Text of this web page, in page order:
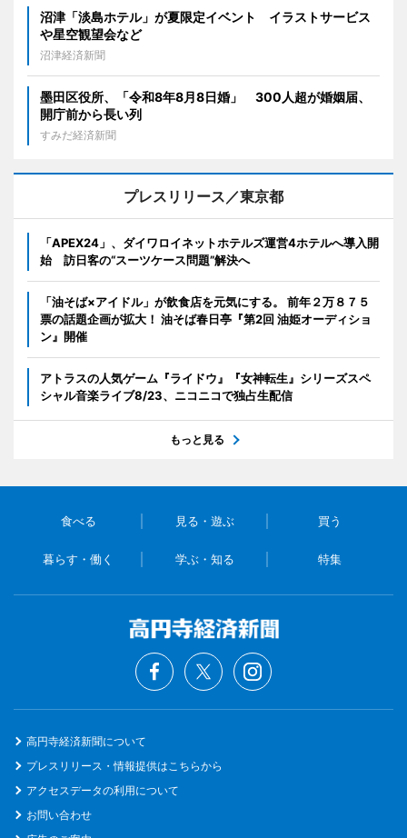
沼津「淡島ホテル」が夏限定イベント イラストサービス
や星空観望会など
沼津経済新聞
墨田区役所、「令和8年8月8日婚」 300人超が婚姻届、
開庁前から長い列
すみだ経済新聞
プレスリリース／東京都
「APEX24」、ダイワロイネットホテルズ運営4ホテルへ導入開
始 訪日客の“スーツケース問題”解決へ
「油そば×アイドル」が飲食店を元気にする。 前年２万８７５
票の話題企画が拡大！ 油そば春日亭『第2回 油姫オーディショ
ン』開催
アトラスの人気ゲーム『ライドウ』『女神転生』シリーズスペ
シャル音楽ライブ8/23、ニコニコで独占生配信
もっと見る
食べる 見る・遊ぶ 買う
暮らす・働く 学ぶ・知る 特集
高円寺経済新聞について
プレスリリース・情報提供はこちらから
アクセスデータの利用について
お問い合わせ